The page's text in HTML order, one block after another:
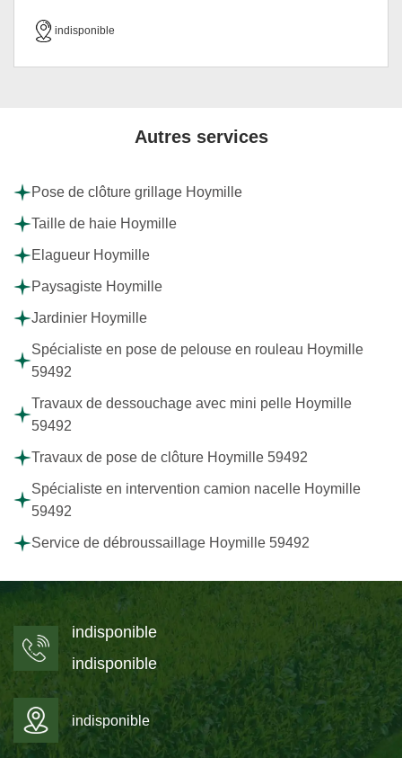
indisponible
Autres services
Pose de clôture grillage Hoymille
Taille de haie Hoymille
Elagueur Hoymille
Paysagiste Hoymille
Jardinier Hoymille
Spécialiste en pose de pelouse en rouleau Hoymille
59492
Travaux de dessouchage avec mini pelle Hoymille
59492
Travaux de pose de clôture Hoymille 59492
Spécialiste en intervention camion nacelle Hoymille
59492
Service de débroussaillage Hoymille 59492
indisponible
indisponible
indisponible